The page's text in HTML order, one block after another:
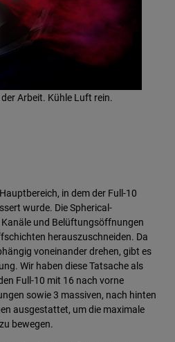
Arbeit. Kühle Luft rein.
in dem der Full-10
wurde. Die Spherical-
und Belüftungsöffnungen
herauszuschneiden. Da
voneinander drehen, gibt es
Wir haben diese Tatsache als
Full-10 mit 16 nach vorne
sowie 3 massiven, nach hinten
ausgestattet, um die maximale
bewegen.